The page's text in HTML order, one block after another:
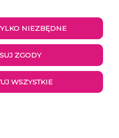
i dostawa
nas
NIEZBĘDNE
ZGODY
WSZYSTKIE